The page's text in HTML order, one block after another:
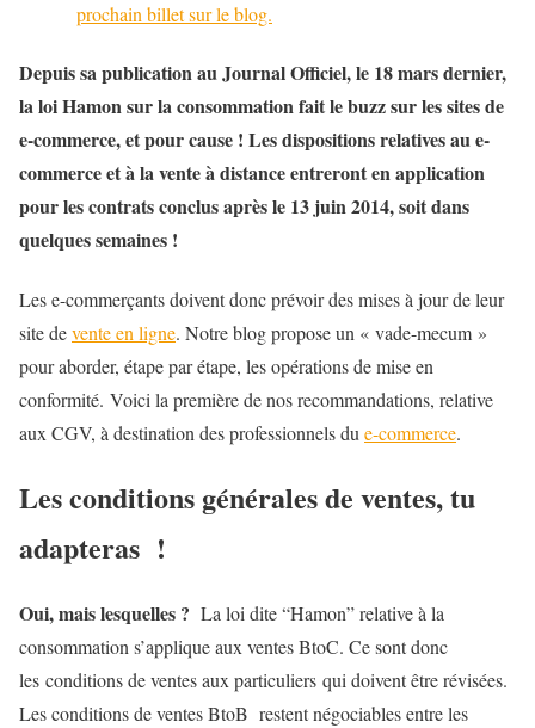
prochain billet sur le blog.
Depuis sa publication au Journal Officiel, le 18 mars dernier,
la loi Hamon sur la consommation fait le buzz sur les sites de
e-commerce, et pour cause ! Les dispositions relatives au e-
commerce et à la vente à distance entreront en application
pour les contrats conclus après le 13 juin 2014, soit dans
quelques semaines !
Les e-commerçants doivent donc prévoir des mises à jour de leur
site devente en ligne. Notre blog propose un « vade-mecum »
pour aborder, étape par étape, les opérations de mise en
conformité. Voici la première de nos recommandations, relative
aux CGV, à destination des professionnels du e-commerce.
Les conditions générales de ventes, tu
adapteras !
Oui, mais lesquelles ? La loi dite “Hamon” relative à la
consommation s’applique aux ventes BtoC. Ce sont donc
les conditions de ventes aux particuliers qui doivent être révisées.
Les conditions de ventes BtoB restent négociables entre les